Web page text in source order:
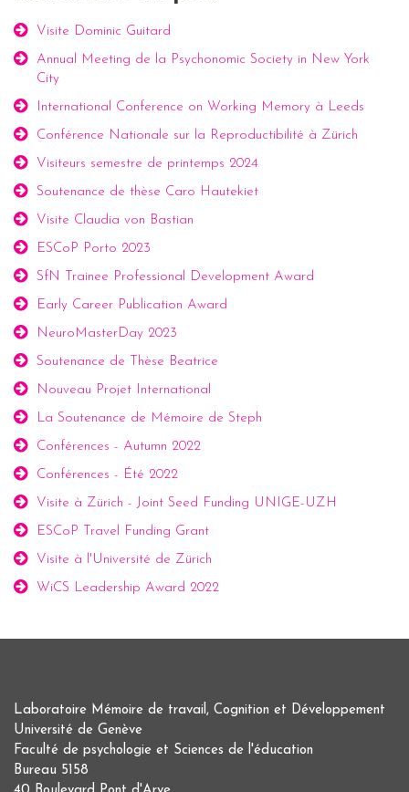
Visite Dominic Guitard
Annual Meeting de la Psychonomic Society in New York
City
International Conference on Working Memory à Leeds
Conférence Nationale sur la Reproductibilité à Zürich
Visiteurs semestre de printemps 2024
Soutenance de thèse Caro Hautekiet
Visite Claudia von Bastian
ESCoP Porto 2023
SfN Trainee Professional Development Award
Early Career Publication Award
NeuroMasterDay 2023
Soutenance de Thèse Beatrice
Nouveau Projet International
La Soutenance de Mémoire de Steph
Conférences - Autumn 2022
Conférences - Été 2022
Visite à Zürich - Joint Seed Funding UNIGE-UZH
ESCoP Travel Funding Grant
Visite à l'Université de Zürich
WiCS Leadership Award 2022
Laboratoire Mémoire de travail, Cognition et Développement
Université de Genève
Faculté de psychologie et Sciences de l'éducation
Bureau 5158